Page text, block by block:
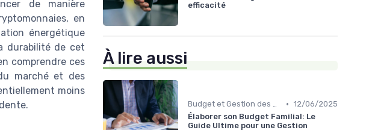
de manière
en
énergétique
durabilité de cet
comprendre ces
marché et des
moins
efficacité
À lire aussi
Budget et Gestion des Finances Personnelles • 12/06/2025
Élaborer son Budget Familial: Le
Guide Ultime pour une Gestion